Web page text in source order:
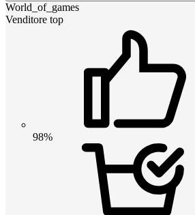
World_of_games
Venditore top
98%